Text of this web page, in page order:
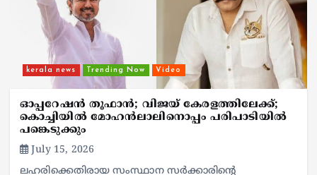
kerala news Trending Now Video
ഓപ്പറേഷന്‍ തൂഫാന്‍; വിജയ് കേരളത്തിലേക്ക്;
കൊച്ചിയില്‍ മോഹന്‍ലാലിനൊപ്പം പരിപാടിയില്‍
പങ്കെടുക്കും
July 15, 2026
ലഹരിക്കെതിരായ സംസ്ഥാന സര്‍ക്കാരിന്റെ